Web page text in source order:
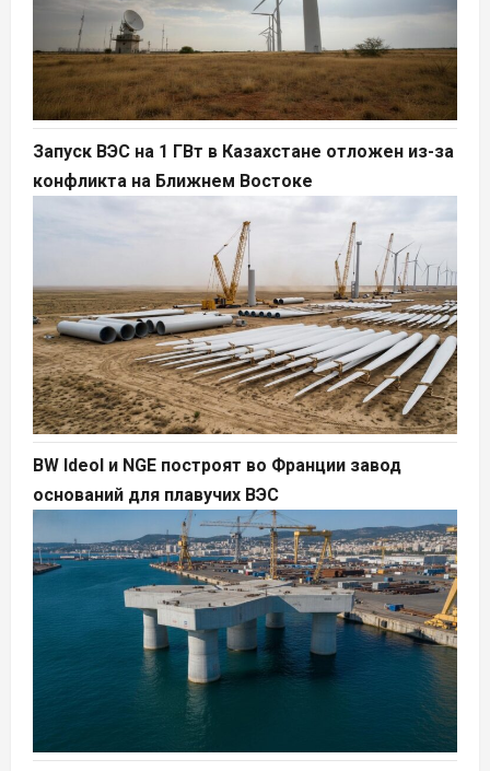
Запуск ВЭС на 1 ГВт в Казахстане отложен из-за
конфликта на Ближнем Востоке
BW Ideol и NGE построят во Франции завод
оснований для плавучих ВЭС